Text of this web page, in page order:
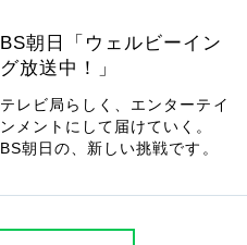
BS朝日「ウェルビーイン
グ放送中！」
テレビ局らしく、エンターテイ
ンメントにして届けていく。
BS朝日の、新しい挑戦です。